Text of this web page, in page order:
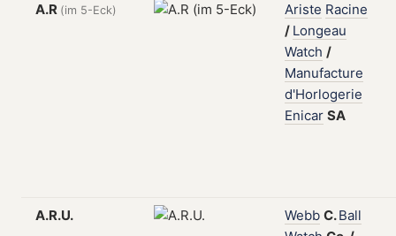
A.R (im 5-Eck) Ariste Racine
/ Longeau
Watch /
Manufacture
d'Horlogerie
Enicar SA
A.R.U. Webb C.Ball